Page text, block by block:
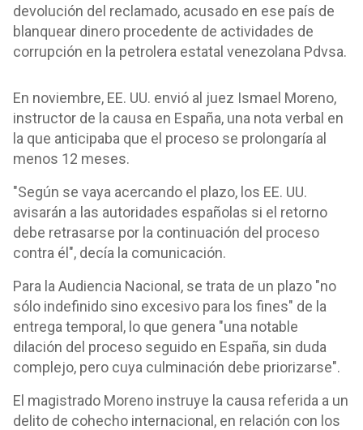
devolución del reclamado, acusado en ese país de
blanquear dinero procedente de actividades de
corrupción en la petrolera estatal venezolana Pdvsa.
En noviembre, EE. UU. envió al juez Ismael Moreno,
instructor de la causa en España, una nota verbal en
la que anticipaba que el proceso se prolongaría al
menos 12 meses.
"Según se vaya acercando el plazo, los EE. UU.
avisarán a las autoridades españolas si el retorno
debe retrasarse por la continuación del proceso
contra él", decía la comunicación.
Para la Audiencia Nacional, se trata de un plazo "no
sólo indefinido sino excesivo para los fines" de la
entrega temporal, lo que genera "una notable
dilación del proceso seguido en España, sin duda
complejo, pero cuya culminación debe priorizarse".
El magistrado Moreno instruye la causa referida a un
delito de cohecho internacional, en relación con los